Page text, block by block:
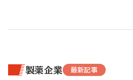
製薬企業 最新記事